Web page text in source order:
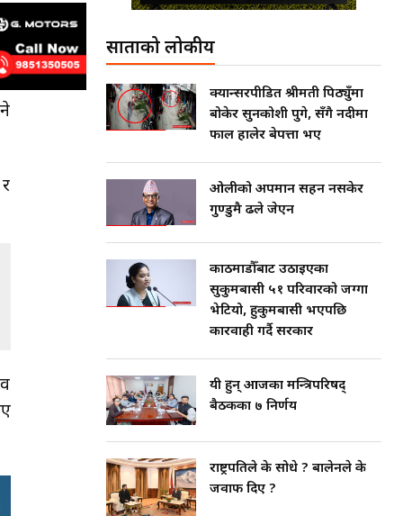
साताको लोकप्रीय
क्यान्सरपीडित श्रीमती पिठ्युँमा
बोकेर सुनकोशी पुगे, सँगै नदीमा
फाल हालेर बेपत्ता भए
ओलीको अपमान सहन नसकेर
गुण्डुमै ढले जेएन
काठमाडौँबाट उठाइएका
सुकुमबासी ५१ परिवारको जग्गा
भेटियो, हुकुमबासी भएपछि
कारवाही गर्दै सरकार
यी हुन् आजका मन्त्रिपरिषद्
बैठकका ७ निर्णय
राष्ट्रपतिले के सोधे ? बालेनले के
जवाफ दिए ?